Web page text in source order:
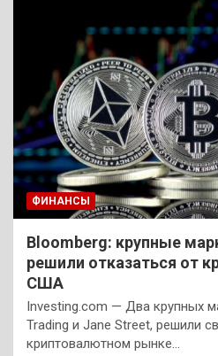
ФИНАНСЫ
Bloomberg: крупные
решили отказаться от
США
Investing.com — Два крупных
Trading и Jane Street, решили
криптовалютном рынке…